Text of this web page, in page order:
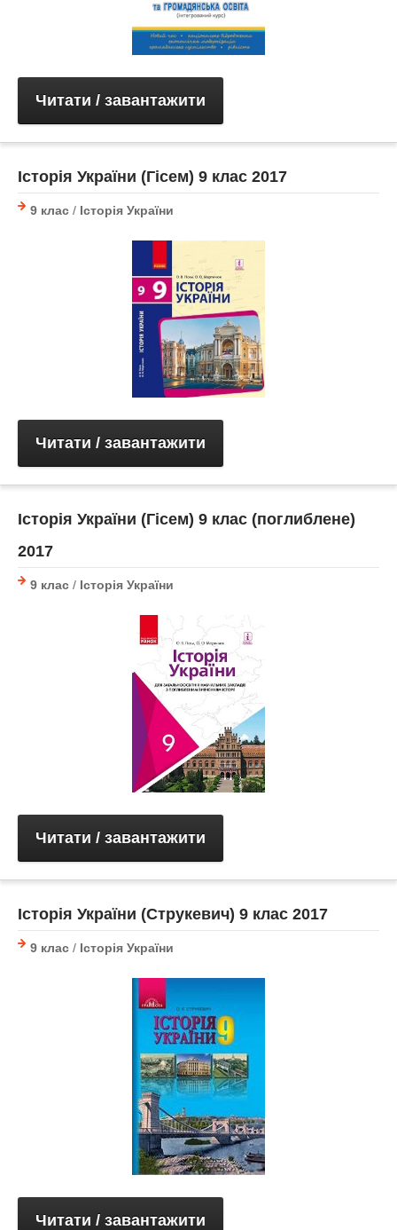
Читати / завантажити
Історія України (Гісем) 9 клас 2017
9 клас / Історія України
Читати / завантажити
Історія України (Гісем) 9 клас (поглиблене)
2017
9 клас / Історія України
Читати / завантажити
Історія України (Струкевич) 9 клас 2017
9 клас / Історія України
Читати / завантажити